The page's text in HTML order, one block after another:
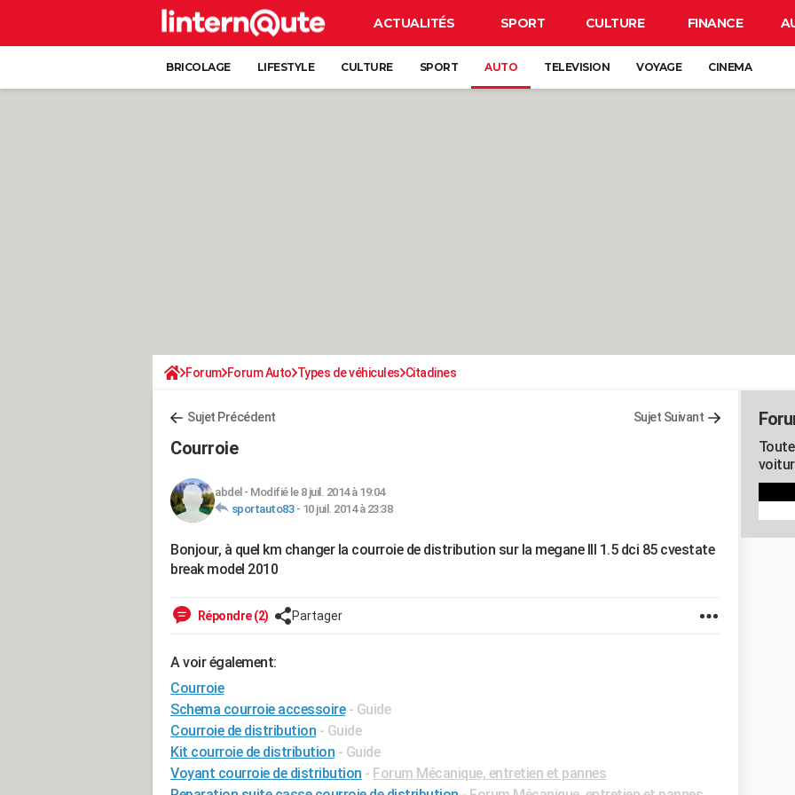
ACTUALITÉS SPORT CULTURE FINANCE
BRICOLAGE LIFESTYLE CULTURE SPORT AUTO TELEVISION VOYAGE CINEMA
Forum Forum Auto Types de véhicules Citadines
Sujet Précédent Sujet Suivant
Courroie
abdel - Modifié le 8 juil. 2014 à 19:04
sportauto83- 10 juil. 2014 à 23:38
Bonjour, à quel km changer la courroie de distribution sur la megane III 1.5 dci 85 cvestate
break model 2010
Répondre (2) Partager
A voir également:
Courroie
Schema courroie accessoire - Guide
Courroie de distribution - Guide
Kit courroie de distribution - Guide
Voyant courroie de distribution - Forum Mécanique, entretien et pannes